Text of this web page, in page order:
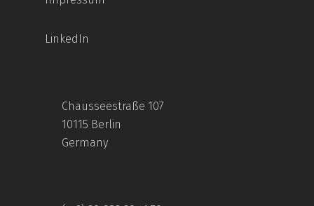
LinkedIn
Chausseestraße 107
10115 Berlin
Germany